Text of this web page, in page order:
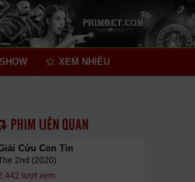
XEM NHIỀU
PHIM LIÊN QUAN
Cứu Con Tin
2nd (2020)
lượt xem